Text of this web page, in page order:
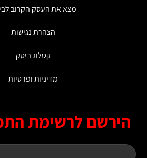
מצא את העסק הקרוב לביתך
הצהרת נגישות
קטלוג ביטק
מדיניות ופרטיות
לרשימת